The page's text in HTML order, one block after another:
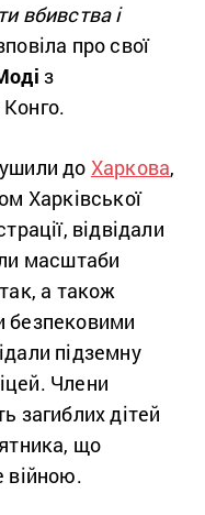
вбивства і
про свої
з
до Харкова,
Харківської
відвідали
масштаби
а також
безпековими
підземну
Члени
загиблих дітей
що
війною.